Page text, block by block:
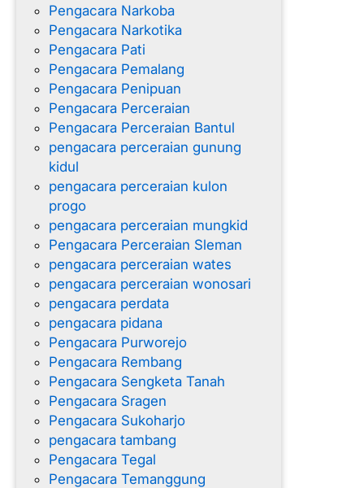
Pengacara Narkoba
Pengacara Narkotika
Pengacara Pati
Pengacara Pemalang
Pengacara Penipuan
Pengacara Perceraian
Pengacara Perceraian Bantul
pengacara perceraian gunung
kidul
pengacara perceraian kulon
progo
pengacara perceraian mungkid
Pengacara Perceraian Sleman
pengacara perceraian wates
pengacara perceraian wonosari
pengacara perdata
pengacara pidana
Pengacara Purworejo
Pengacara Rembang
Pengacara Sengketa Tanah
Pengacara Sragen
Pengacara Sukoharjo
pengacara tambang
Pengacara Tegal
Pengacara Temanggung